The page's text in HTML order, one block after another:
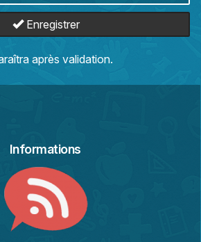
Enregistrer
après validation.
Informations